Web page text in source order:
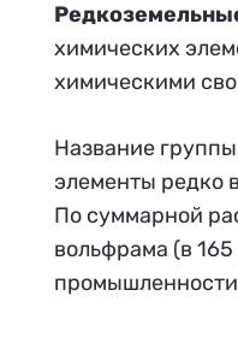
химических
химическими
Название
элементы редко
По суммарной
вольфрама (в